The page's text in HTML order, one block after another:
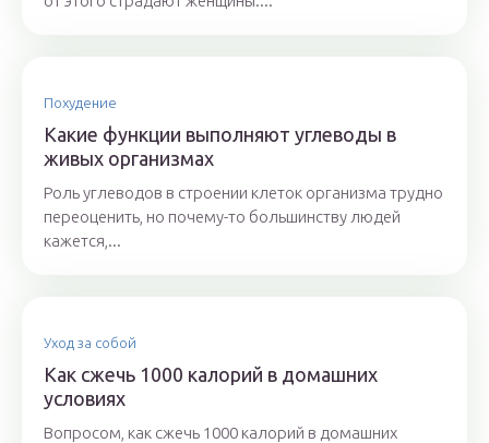
Похудение
Какие функции выполняют углеводы в
живых организмах
Роль углеводов в строении клеток организма трудно
переоценить, но почему-то большинству людей
кажется,...
Уход за собой
Как сжечь 1000 калорий в домашних
условиях
Вопросом, как сжечь 1000 калорий в домашних